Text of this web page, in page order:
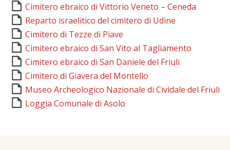
Cimitero ebraico di Vittorio Veneto – Ceneda
Reparto israelitico del cimitero di Udine
Cimitero di Tezze di Piave
Cimitero ebraico di San Vito al Tagliamento
Cimitero ebraico di San Daniele del Friuli
Cimitero di Giavera del Montello
Museo Archeologico Nazionale di Cividale del Friuli
Loggia Comunale di Asolo